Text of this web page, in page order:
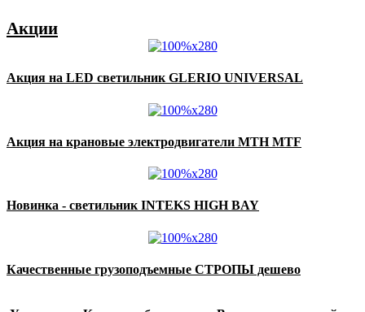
Акции
Акция на LED светильник GLERIO UNIVERSAL
Акция на крановые электродвигатели MTH MTF
Новинка - светильник INTEKS HIGH BAY
Качественные грузоподъемные СТРОПЫ дешево